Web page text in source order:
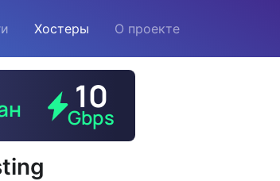
Хостеры О проекте